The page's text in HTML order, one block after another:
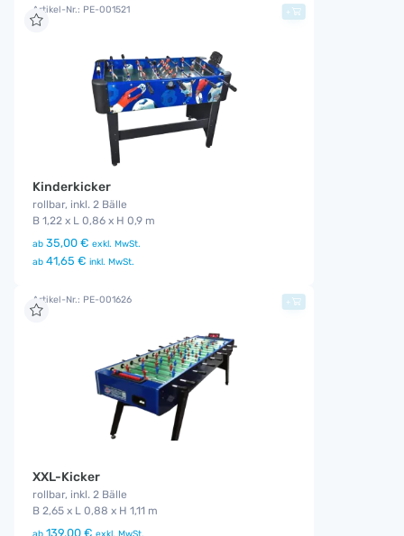
Artikel-Nr.: PE-001521
Kinderkicker
rollbar, inkl. 2 Bälle
B 1,22 x L 0,86 x H 0,9 m
ab 35,00 € exkl. MwSt.
ab 41,65 € inkl. MwSt.
+
Artikel-Nr.: PE-001626
XXL-Kicker
rollbar, inkl. 2 Bälle
B 2,65 x L 0,88 x H 1,11 m
ab 139,00 € exkl. MwSt.
+